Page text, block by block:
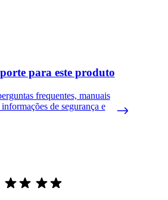
para este produto
frequentes, manuais
de segurança e